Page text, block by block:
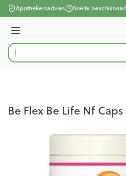
Ga naar de inhoud
Apothekersadvies Snelle
Menu
Product, merk, categorie...
Be Flex Be Life Nf Caps